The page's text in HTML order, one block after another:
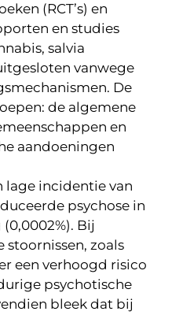
(RCT’s) en
en studies
salvia
vanwege
De
de algemene
en
aandoeningen
lage incidentie van
psychose in
Bij
stoornissen, zoals
een verhoogd risico
psychotische
bleek dat bij